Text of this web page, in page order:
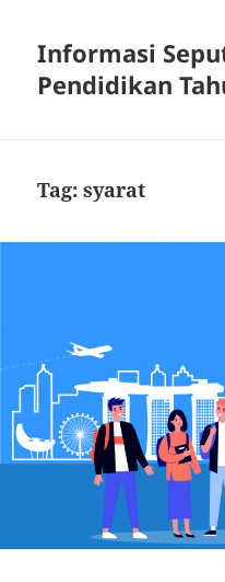
Informasi
Pendidikan
Tag:syarat